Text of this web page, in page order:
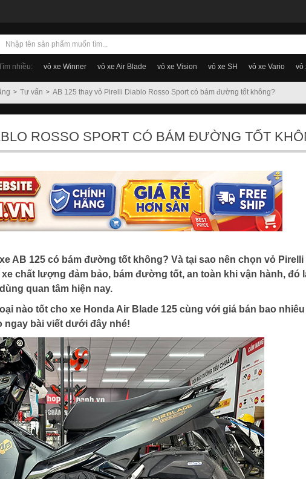
nhiều: vỏ xe Winner vỏ xe Air Blade vỏ xe Vision vỏ xe SH vỏ xe Vario vỏ
Tư vấn AB 125 thay vỏ Pirelli Diablo Rosso Sport có bám đường tốt không?
ROSSO SPORT CÓ BÁM ĐƯỜNG TỐT
AB 125 có bám đường tốt không? Và tại sao nên chọn vỏ Pirelli
chất lượng đảm bảo, bám đường tốt, an toàn khi vận hành, đó
quan tâm hiện nay.
nào tốt cho xe Honda Air Blade 125 cùng với giá bán bao
ngay bài viết dưới đây nhé!